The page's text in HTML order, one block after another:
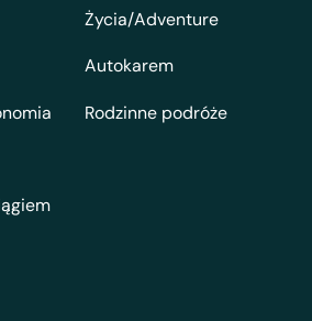
Życia/Adventure
Autokarem
Rodzinne podróże